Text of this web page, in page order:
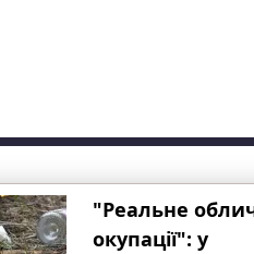
"Реальне
окупації": у